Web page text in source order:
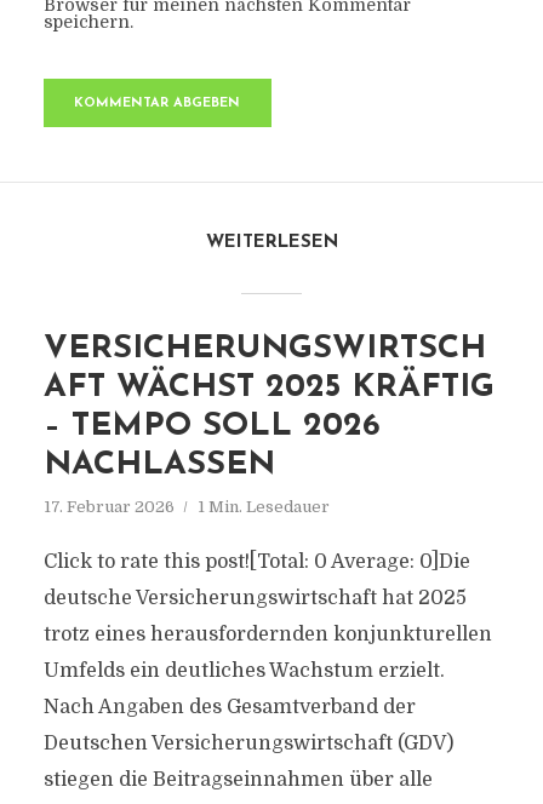
Browser für meinen nächsten Kommentar
speichern.
WEITERLESEN
VERSICHERUNGSWIRTSCH
AFT WÄCHST 2025 KRÄFTIG
– TEMPO SOLL 2026
NACHLASSEN
17. Februar 2026 1 Min. Lesedauer
Click to rate this post![Total: 0 Average: 0]Die
deutsche Versicherungswirtschaft hat 2025
trotz eines herausfordernden konjunkturellen
Umfelds ein deutliches Wachstum erzielt.
Nach Angaben des Gesamtverband der
Deutschen Versicherungswirtschaft (GDV)
stiegen die Beitragseinnahmen über alle